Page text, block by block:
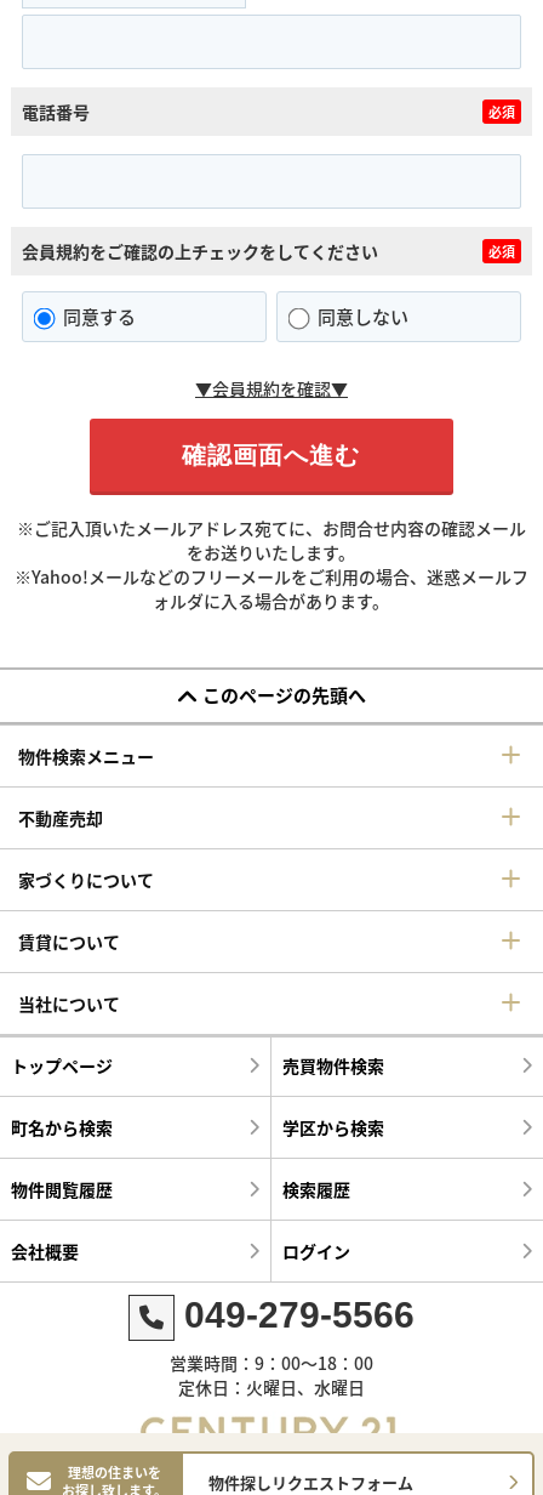
理想の住まいを
お探し致します。
物件探しリクエストフォーム
電話番号 必須
会員規約をご確認の上チェックをしてください 必須
同意する 同意しない
▼会員規約を確認▼
※ご記入頂いたメールアドレス宛てに、お問合せ内容の確認メール
をお送りいたします。
※Yahoo!メールなどのフリーメールをご利用の場合、迷惑メールフ
ォルダに入る場合があります。
このページの先頭へ
物件検索メニュー
不動産売却
家づくりについて
賃貸について
当社について
トップページ 売買物件検索
町名から検索 学区から検索
物件閲覧履歴 検索履歴
会社概要 ログイン
049-279-5566
営業時間：9：00～18：00
定休日：火曜日、水曜日